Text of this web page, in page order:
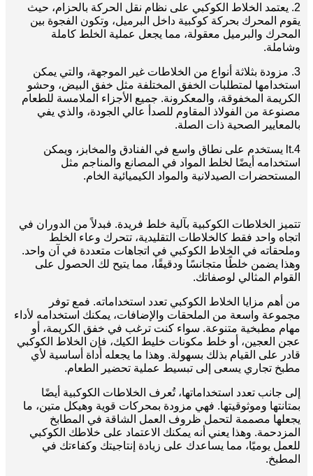
2. يعتمد الخلاط الكوكبي على نظام نقل الحركة بالحزام، حيث
يقوم المحرك بحركة كوكبية داخل البرميل، وتكون الفجوة بين
المحرك والبرميل معقولة، مما يجعل عملية الخلط كاملة
وشاملة.
3. مزودة بثلاثة أنواع من الخلاطات غير الموجهة، والتي يمكن
استخدامها لمتطلبات الخفق المختلفة مثل خفق البيض، وحشو
الكريمة المخفوقة، والمعكرونة. جميع الأجزاء الملامسة للطعام
مصنوعة من الفولاذ المقاوم للصدأ عالي الجودة، والذي يفي
بالمعايير الصحية ذات الصلة.
4.lt يستخدم على نطاق واسع في الفنادق والمخابز، ويمكن
استخدامه أيضًا لخلط المواد في المصانع والمناجم مثل
المستحضرات الصيدلانية والمواد الكيميائية الخام.
تتميز الخلاطات الكوكبية بآلية خلط فريدة. فبدلاً من الدوران في
اتجاه واحد فقط كالخلاطات التقليدية، تتحرك وعاء الخلط
وملحقاته في الخلاط الكوكبي في اتجاهات متعددة في آن واحد.
وهذا يضمن خلطًا متجانسًا ودقيقًا، مما يتيح لك الحصول على
القوام المثالي لوصفاتك.
من أهم مزايا الخلاط الكوكبي تعدد استخداماته. فمع توفر
مجموعة واسعة من الملحقات والإضافات، يمكنك استخدامه لأداء
مهام مطبخية متنوعة. سواء كنت ترغب في خفق الكريمة، أو
عجن العجين، أو خلط مكونات خليط الكيك، فإن الخلاط الكوكبي
قادر على القيام بذلك بسهولة. وهذا ما يجعله أداة أساسية لأي
مطبخ تجاري يسعى إلى تبسيط عملية تحضير الطعام.
إلى جانب تعدد استخداماتها، تُعرف الخلاطات الكوكبية أيضًا
بمتانتها وموثوقيتها. فهي مزودة بمحركات قوية وهيكل متين، ما
يجعلها مصممة لتحمل ظروف العمل الشاقة في المطابخ
المزدحمة. وهذا يعني أنه يمكنك الاعتماد على خلاطك الكوكبي
للعمل يوميًا، مما يساعدك على زيادة إنتاجيتك وكفاءتك في
المطبخ.